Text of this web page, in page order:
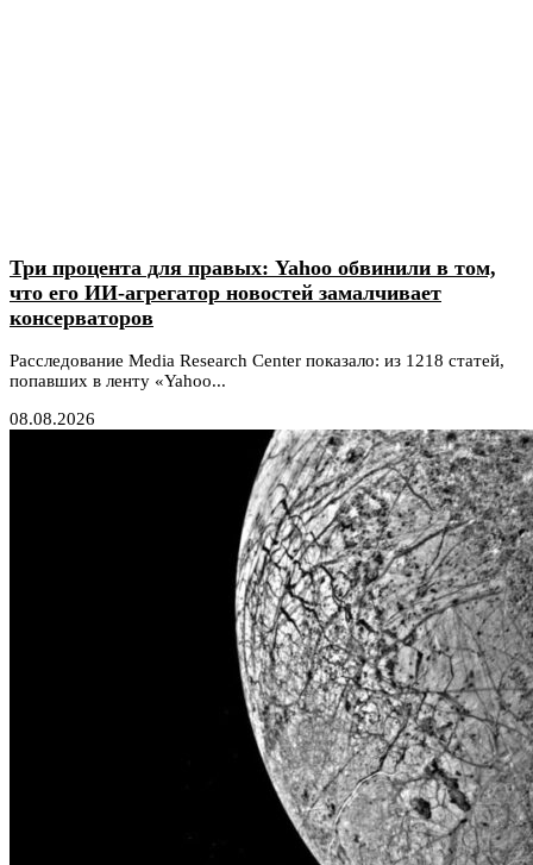
Три процента для правых: Yahoo обвинили в том,
что его ИИ-агрегатор новостей замалчивает
консерваторов
Расследование Media Research Center показало: из 1218 статей,
попавших в ленту «Yahoo...
08.08.2026